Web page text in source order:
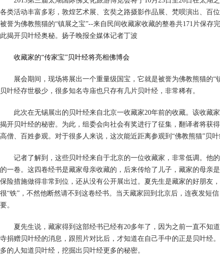
各类活动丰富多彩，敦煌艺术展、玄奘之路摄影作品展、梵呗演出、百
被誉为佛教熊猫的“镇展之宝”--来自民间收藏家收藏的整卷共171片保
此揭开贝叶经奥秘。扬子晚报全媒体记者丁波
收藏家的“传家宝”贝叶经将亮相佛博会
展会期间，现场将展出一个重量级国宝，它就是被誉为佛教熊猫的“
贝叶经存世极少，很多知名寺庙也只存有几片贝叶经，非常稀有。
此次在无锡展出的贝叶经来自北京一收藏家20年前的收藏。该收藏
揭开贝叶经的秘密。为此，组委会向社会有奖进行了征集，翻译者将获
高僧、百姓参观。对于很多人来说，这次能近距离参观到“佛教熊猫”贝
记者了解到，这些贝叶经来自于北京的一位收藏家，非常低调。他
的一卷。这四卷经书是藏家母亲收藏的，后来传给了儿子，藏家的母亲
保险措施做得非常到位，还从没有公开展出过。夏先生是藏家的好朋友
很“铁”，不然他断然请不到这卷经书。当天藏家回到北京后，连夜发短
要。
夏先生说，藏家得到这部经书已经有20多年了，因为之前一直不知
寺捐赠贝叶经的消息，跟照片对比后，才知道在自己手中的正是贝叶经
多的人知道贝叶经，挖掘出贝叶经更多的秘密。